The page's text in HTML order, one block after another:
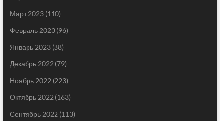
Март 2023(110)
Февраль 2023(96)
Январь 2023(88)
Декабрь 2022 (79)
Ноябрь 2022 (223)
Октябрь 2022 (163)
Сентябрь 2022 (113)